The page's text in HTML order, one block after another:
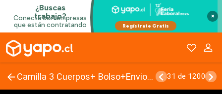
×
Camilla 3 Cuerpos+ Bolso+Envio Gratis 31 de 1200